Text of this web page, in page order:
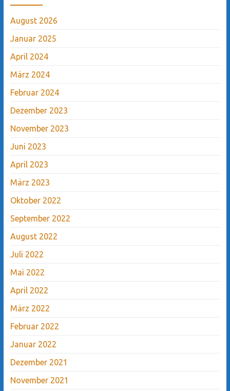
August 2026
Januar 2025
April 2024
März 2024
Februar 2024
Dezember 2023
November 2023
Juni 2023
April 2023
März 2023
Oktober 2022
September 2022
August 2022
Juli 2022
Mai 2022
April 2022
März 2022
Februar 2022
Januar 2022
Dezember 2021
November 2021